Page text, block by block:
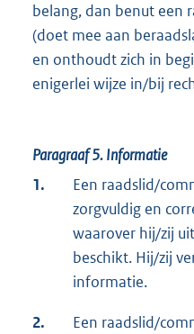
belang, dan benut een
(doet mee aan
en onthoudt zich in
enigerlei wijze in/bij
Paragraaf 5.Informatie
1.
Een raadslid/
zorgvuldig en
waarover hij/zij
beschikt. Hij/zij
informatie.
2.
Een raadslid/